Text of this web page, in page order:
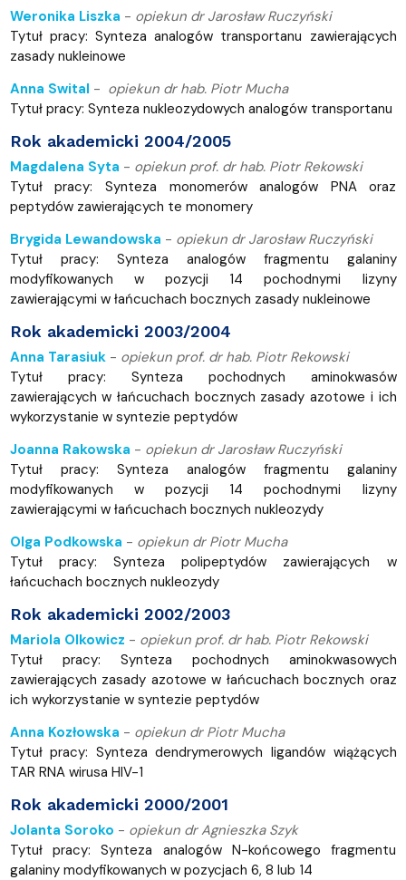
Weronika Liszka - opiekun dr Jarosław Ruczyński
Tytuł pracy: Synteza analogów transportanu zawierających
zasady nukleinowe
Anna Swital - opiekun dr hab. Piotr Mucha
Tytuł pracy: Synteza nukleozydowych analogów transportanu
Rok akademicki 2004/2005
Magdalena Syta - opiekun prof. dr hab. Piotr Rekowski
Tytuł pracy: Synteza monomerów analogów PNA oraz
peptydów zawierających te monomery
Brygida Lewandowska - opiekun dr Jarosław Ruczyński
Tytuł pracy: Synteza analogów fragmentu galaniny
modyfikowanych w pozycji 14 pochodnymi lizyny
zawierającymi w łańcuchach bocznych zasady nukleinowe
Rok akademicki 2003/2004
Anna Tarasiuk - opiekun prof. dr hab. Piotr Rekowski
Tytuł pracy: Synteza pochodnych aminokwasów
zawierających w łańcuchach bocznych zasady azotowe i ich
wykorzystanie w syntezie peptydów
Joanna Rakowska - opiekun dr Jarosław Ruczyński
Tytuł pracy: Synteza analogów fragmentu galaniny
modyfikowanych w pozycji 14 pochodnymi lizyny
zawierającymi w łańcuchach bocznych nukleozydy
Olga Podkowska - opiekun dr Piotr Mucha
Tytuł pracy: Synteza polipeptydów zawierających w
łańcuchach bocznych nukleozydy
Rok akademicki 2002/2003
Mariola Olkowicz - opiekun prof. dr hab. Piotr Rekowski
Tytuł pracy: Synteza pochodnych aminokwasowych
zawierających zasady azotowe w łańcuchach bocznych oraz
ich wykorzystanie w syntezie peptydów
Anna Kozłowska - opiekun dr Piotr Mucha
Tytuł pracy: Synteza dendrymerowych ligandów wiążących
TAR RNA wirusa HIV-1
Rok akademicki 2000/2001
Jolanta Soroko - opiekun dr Agnieszka Szyk
Tytuł pracy: Synteza analogów N-końcowego fragmentu
galaniny modyfikowanych w pozycjach 6, 8 lub 14